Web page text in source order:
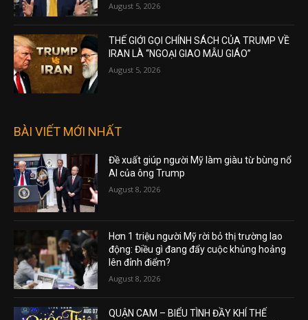
August 5, 2026
THẾ GIỚI GỌI CHÍNH SÁCH CỦA TRUMP VỀ
IRAN LÀ “NGOẠI GIAO MẪU GIÁO”
August 5, 2026
BÀI VIẾT MỚI NHẤT
Đề xuất giúp người Mỹ làm giàu từ bùng nổ
AI của ông Trump
August 8, 2026
Hơn 1 triệu người Mỹ rời bỏ thị trường lao
động: Điều gì đang đẩy cuộc khủng hoảng
lên đỉnh điểm?
August 8, 2026
QUẬN CAM – BIỂU TÌNH ĐẦY KHÍ THẾ